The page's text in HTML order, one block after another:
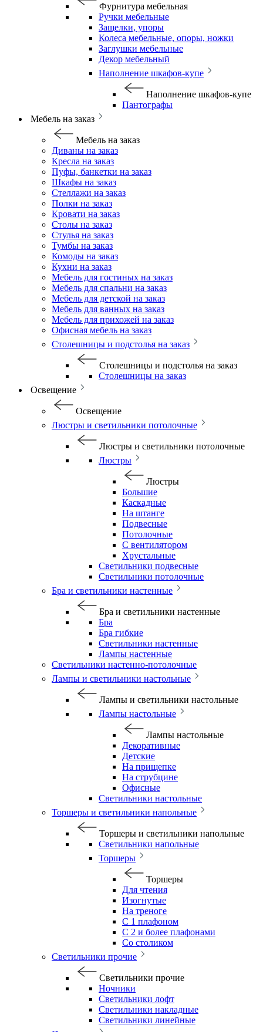
Фурнитура мебельная
Ручки мебельные
Защелки, упоры
Колеса мебельные, опоры, ножки
Заглушки мебельные
Декор мебельный
Наполнение шкафов-купе
Наполнение шкафов-купе
Пантографы
Мебель на заказ
Мебель на заказ
Диваны на заказ
Кресла на заказ
Пуфы, банкетки на заказ
Шкафы на заказ
Стеллажи на заказ
Полки на заказ
Кровати на заказ
Столы на заказ
Стулья на заказ
Тумбы на заказ
Комоды на заказ
Кухни на заказ
Мебель для гостиных на заказ
Мебель для спальни на заказ
Мебель для детской на заказ
Мебель для ванных на заказ
Мебель для прихожей на заказ
Офисная мебель на заказ
Столешницы и подстолья на заказ
Столешницы и подстолья на заказ
Столешницы на заказ
Освещение
Освещение
Люстры и светильники потолочные
Люстры и светильники потолочные
Люстры
Люстры
Большие
Каскадные
На штанге
Подвесные
Потолочные
С вентилятором
Хрустальные
Светильники подвесные
Светильники потолочные
Бра и светильники настенные
Бра и светильники настенные
Бра
Бра гибкие
Светильники настенные
Лампы настенные
Светильники настенно-потолочные
Лампы и светильники настольные
Лампы и светильники настольные
Лампы настольные
Лампы настольные
Декоративные
Детские
На прищепке
На струбцине
Офисные
Светильники настольные
Торшеры и светильники напольные
Торшеры и светильники напольные
Светильники напольные
Торшеры
Торшеры
Для чтения
Изогнутые
На треноге
С 1 плафоном
С 2 и более плафонами
Со столиком
Светильники прочие
Светильники прочие
Ночники
Светильники лофт
Светильники накладные
Светильники линейные